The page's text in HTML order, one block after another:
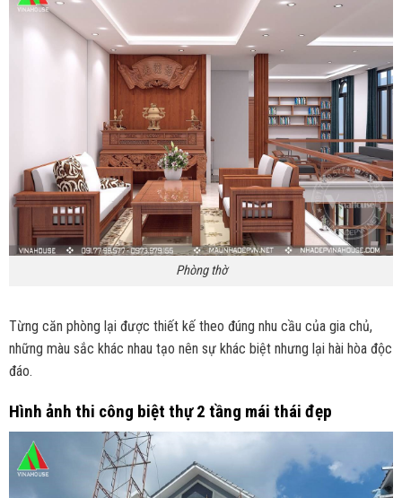
Phòng thờ
Từng căn phòng lại được thiết kế theo đúng nhu cầu của gia chủ,
những màu sắc khác nhau tạo nên sự khác biệt nhưng lại hài hòa độc
đáo.
Hình ảnh thi công biệt thự 2 tầng mái thái đẹp